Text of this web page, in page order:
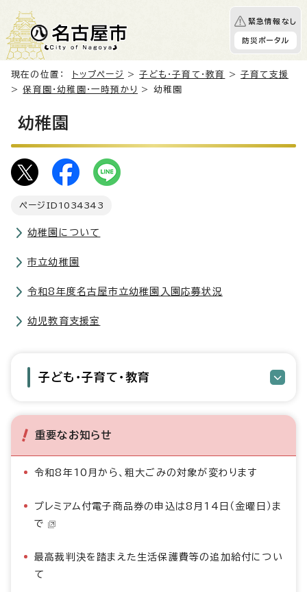
緊急情報なし
防災ポータル
現在の位置： トップページ >子ども・子育て・教育 >子育て支援
>保育園・幼稚園・一時預かり > 幼稚園
幼稚園
ページID 1034343
幼稚園について
市立幼稚園
令和8年度名古屋市立幼稚園入園応募状況
幼児教育支援室
子ども・子育て・教育
重要なお知らせ
令和8年10月から、粗大ごみの対象が変わります
プレミアム付電子商品券の申込は8月14日（金曜日）ま
で
最高裁判決を踏まえた生活保護費等の追加給付につい
て